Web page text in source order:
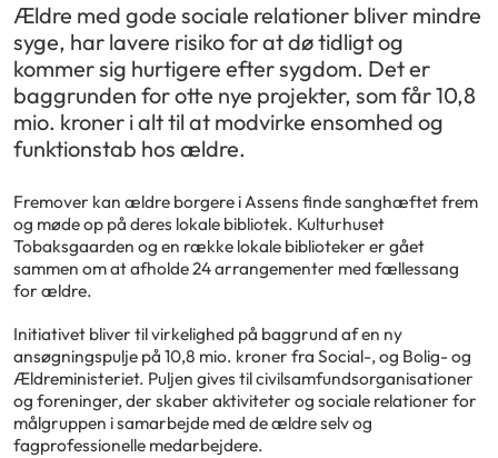
Ældre med gode sociale relationer bliver mindre
syge, har lavere risiko for at dø tidligt og
kommer sig hurtigere efter sygdom. Det er
baggrunden for otte nye projekter, som får 10,8
mio. kroner i alt til at modvirke ensomhed og
funktionstab hos ældre.
Fremover kan ældre borgere i Assens finde sanghæftet frem
og møde op på deres lokale bibliotek. Kulturhuset
Tobaksgaarden og en række lokale biblioteker er gået
sammen om at afholde 24 arrangementer med fællessang
for ældre.
Initiativet bliver til virkelighed på baggrund af en ny
ansøgningspulje på 10,8 mio. kroner fra Social-, og Bolig- og
Ældreministeriet. Puljen gives til civilsamfundsorganisationer
og foreninger, der skaber aktiviteter og sociale relationer for
målgruppen i samarbejde med de ældre selv og
fagprofessionelle medarbejdere.